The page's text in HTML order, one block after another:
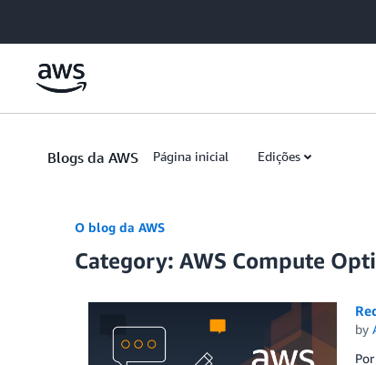
Blogs da AWS Página inicial Edições
O blog da AWS
Category: AWS Compute
by